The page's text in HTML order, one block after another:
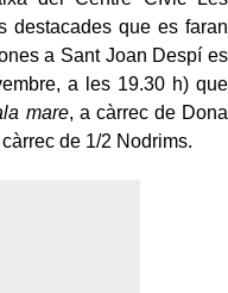
destacades que es faran
a Sant Joan Despí es
a les 19.30 h) que
mare, a càrrec de Dona
de 1/2 Nodrims.